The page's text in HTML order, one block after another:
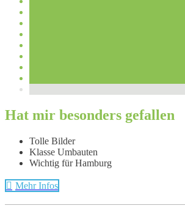
Hat mir besonders gefallen
Tolle Bilder
Klasse Umbauten
Wichtig für Hamburg
Mehr Infos